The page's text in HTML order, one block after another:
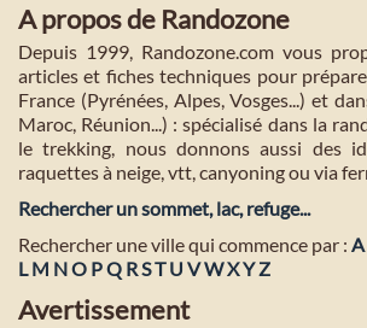
A propos de Randozone
Depuis 1999, Randozone.com vous
articles et fiches techniques pour
France (Pyrénées, Alpes, Vosges...) et
Maroc, Réunion...) : spécialisé dans la
le trekking, nous donnons aussi des
raquettes à neige, vtt, canyoning ou via
Rechercher un sommet, lac, refuge...
Rechercher une ville qui commence par : A
L M NO PQ RST U VWXYZ
Avertissement